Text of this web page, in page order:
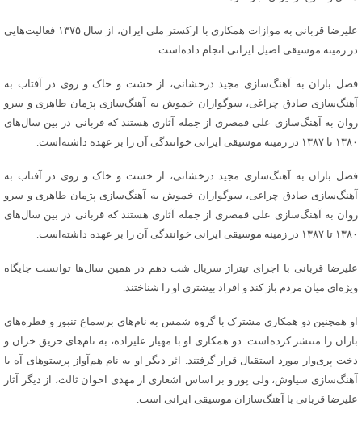
علیرضا قربانی به موازات همکاری با ارکستر ملی ایران، از سال ۱۳۷۵ فعالیت‌هایی
در زمینه موسیقی اصیل ایرانی انجام داده‌است.
فصل باران به آهنگ‌سازی مجید درخشانی، از خشت و خاک و روی در آفتاب به
آهنگ‌سازی صادق چراغی، سوگواران خموش به آهنگ‌سازی پژمان طاهری و سرو
روان به آهنگ‌سازی علی قمصری از جمله آثاری هستند که قربانی در بین سال‌های
۱۳۸۰ تا ۱۳۸۷ در زمینه موسیقی ایرانی خوانندگی آن را بر عهده داشته‌است.
فصل باران به آهنگ‌سازی مجید درخشانی، از خشت و خاک و روی در آفتاب به
آهنگ‌سازی صادق چراغی، سوگواران خموش به آهنگ‌سازی پژمان طاهری و سرو
روان به آهنگ‌سازی علی قمصری از جمله آثاری هستند که قربانی در بین سال‌های
۱۳۸۰ تا ۱۳۸۷ در زمینه موسیقی ایرانی خوانندگی آن را بر عهده داشته‌است.
علیرضا قربانی با اجرای تیتراژ سریال شب دهم در همین سال‌ها توانست جایگاه
ویژه‌ای میان مردم باز کند و افراد بیشتری او را شناختند.
او همچنین دو همکاری مشترک با گروه شمس به نام‌های برسماع تنبور و قطره‌های
باران را منتشر کرده‌است. دو همکاری او با مهیار علیزاده، به نام‌های حریق خزان و
دخت پری‌وار مورد استقبال قرار گرفتند. اثر دیگر او به نام هم‌آواز پرستو‌های آه با
آهنگ‌سازی سیاوش، ولی پور و بر اساس اشعاری از مهدی اخوان ثالث، از دیگر آثار
علیرضا قربانی با آهنگ‌سازان موسیقی ایرانی است.